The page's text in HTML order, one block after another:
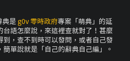
典是 g0v 零時政府專案「萌典」的延
語怎麼說，來這裡查就對了！甚麼
，查不到時可以發問，或者自己發
單說就是「自己的辭典自己編」。